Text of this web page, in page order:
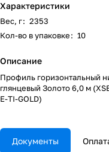
Характеристики
Вес, г: 2353
Кол-во в упаковке: 10
Описание
Профиль горизонтальный
глянцевый Золото 6,0 м
E-TI-GOLD)
Документы